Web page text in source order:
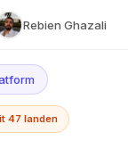
Rebien Ghazali
47 landen